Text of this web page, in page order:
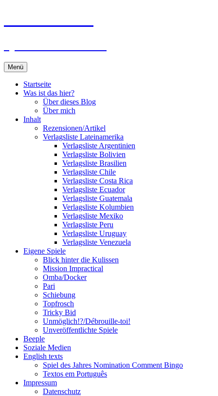
Menü
Startseite
Was ist das hier?
Über dieses Blog
Über mich
Inhalt
Rezensionen/Artikel
Verlagsliste Lateinamerika
Verlagsliste Argentinien
Verlagsliste Bolivien
Verlagsliste Brasilien
Verlagsliste Chile
Verlagsliste Costa Rica
Verlagsliste Ecuador
Verlagsliste Guatemala
Verlagsliste Kolumbien
Verlagsliste Mexiko
Verlagsliste Peru
Verlagsliste Uruguay
Verlagsliste Venezuela
Eigene Spiele
Blick hinter die Kulissen
Mission Impractical
Omba/Docker
Pari
Schiebung
Topfrosch
Tricky Bid
Unmöglich!?/Débrouille-toi!
Unveröffentlichte Spiele
Beeple
Soziale Medien
English texts
Spiel des Jahres Nomination Comment Bingo
Textos em Português
Impressum
Datenschutz